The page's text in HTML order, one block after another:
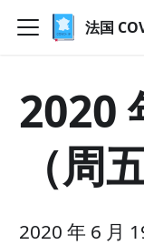
法国
2020
（周
2020 年 6 月